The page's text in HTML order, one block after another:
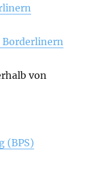
von
(BPS)